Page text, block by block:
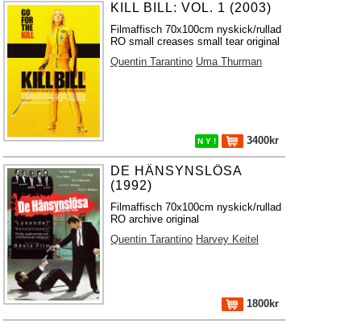
KILL BILL: VOL. 1 (2003)
Filmaffisch 70x100cm nyskick/rullad
RO small creases small tear original
Quentin Tarantino Uma Thurman
N Y ! 3400kr
DE HÄNSYNSLÖSA
(1992)
Filmaffisch 70x100cm nyskick/rullad
RO archive original
Quentin Tarantino Harvey Keitel
1800kr